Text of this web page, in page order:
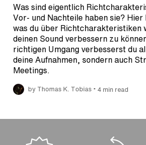
Was sind eigentlich
Vor- und Nachteile haben sie?
was du über Richtcharakteristiken
deinen Sound verbessern zu
richtigen Umgang verbesserst du
deine Aufnahmen, sondern auch
Meetings.
by Thomas K. Tobias • 4 min read